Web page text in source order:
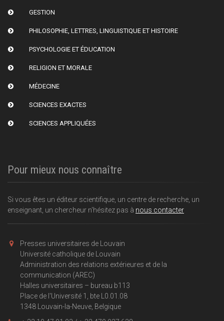
GESTION
PHILOSOPHIE, LETTRES, LINGUISTIQUE ET HISTOIRE
PSYCHOLOGIE ET ÉDUCATION
RELIGION ET MORALE
MÉDECINE
SCIENCES EXACTES
SCIENCES APPLIQUÉES
Pour mieux nous connaître
Si vous êtes un éditeur scientifique, un centre de recherche, un
enseignant, un chercheur n'hésitez pas à nous contacter
Presses universitaires de Louvain
Université catholique de Louvain
Administration des relations extérieures et de la
communication (AREC)
Halles universitaires – bureau b113
Place de l'Université 1, bte L0.01.08
1348 Louvain-la-Neuve, Belgique